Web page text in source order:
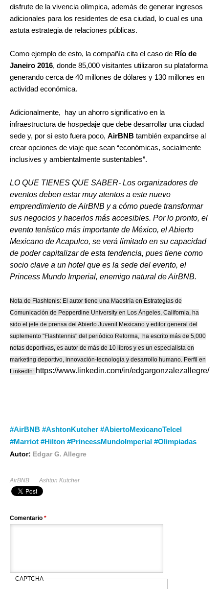
disfrute de la vivencia olímpica, además de generar ingresos
adicionales para los residentes de esa ciudad, lo cual es una
astuta estrategia de relaciones públicas.
Como ejemplo de esto, la compañía cita el caso de Río de
Janeiro 2016, donde 85,000 visitantes utilizaron su plataforma
generando cerca de 40 millones de dólares y 130 millones en
actividad económica.
Adicionalmente, hay un ahorro significativo en la
infraestructura de hospedaje que debe desarrollar una ciudad
sede y, por si esto fuera poco, AirBNB también expandirse al
crear opciones de viaje que sean “económicas, socialmente
inclusives y ambientalmente sustentables”.
LO QUE TIENES QUE SABER- Los organizadores de
eventos deben estar muy atentos a este nuevo
emprendimiento de AirBNB y a cómo puede transformar
sus negocios y hacerlos más accesibles. Por lo pronto, el
evento tenístico más importante de México, el Abierto
Mexicano de Acapulco, se verá limitado en su capacidad
de poder capitalizar de esta tendencia, pues tiene como
socio clave a un hotel que es la sede del evento, el
Princess Mundo Imperial, enemigo natural de AirBNB.
Nota de Flashtenis: El autor tiene una Maestría en Estrategias de
Comunicación de Pepperdine University en Los Ángeles, California, ha
sido el jefe de prensa del Abierto Juvenil Mexicano y editor general del
suplemento "Flashtennis" del periódico Reforma, ha escrito más de 5,000
notas deportivas, es autor de más de 10 libros y es un especialista en
marketing deportivo, innovación-tecnología y desarrollo humano. Perfil en
LinkedIn: https://www.linkedin.com/in/edgargonzalezallegre/
#AirBNB #AshtonKutcher #AbiertoMexicanoTelcel
#Marriot #Hilton #PrincessMundoImperial #Olimpiadas
Autor: Edgar G. Allegre
AirBNB Ashton Kutcher
Comentario *
CAPTCHA